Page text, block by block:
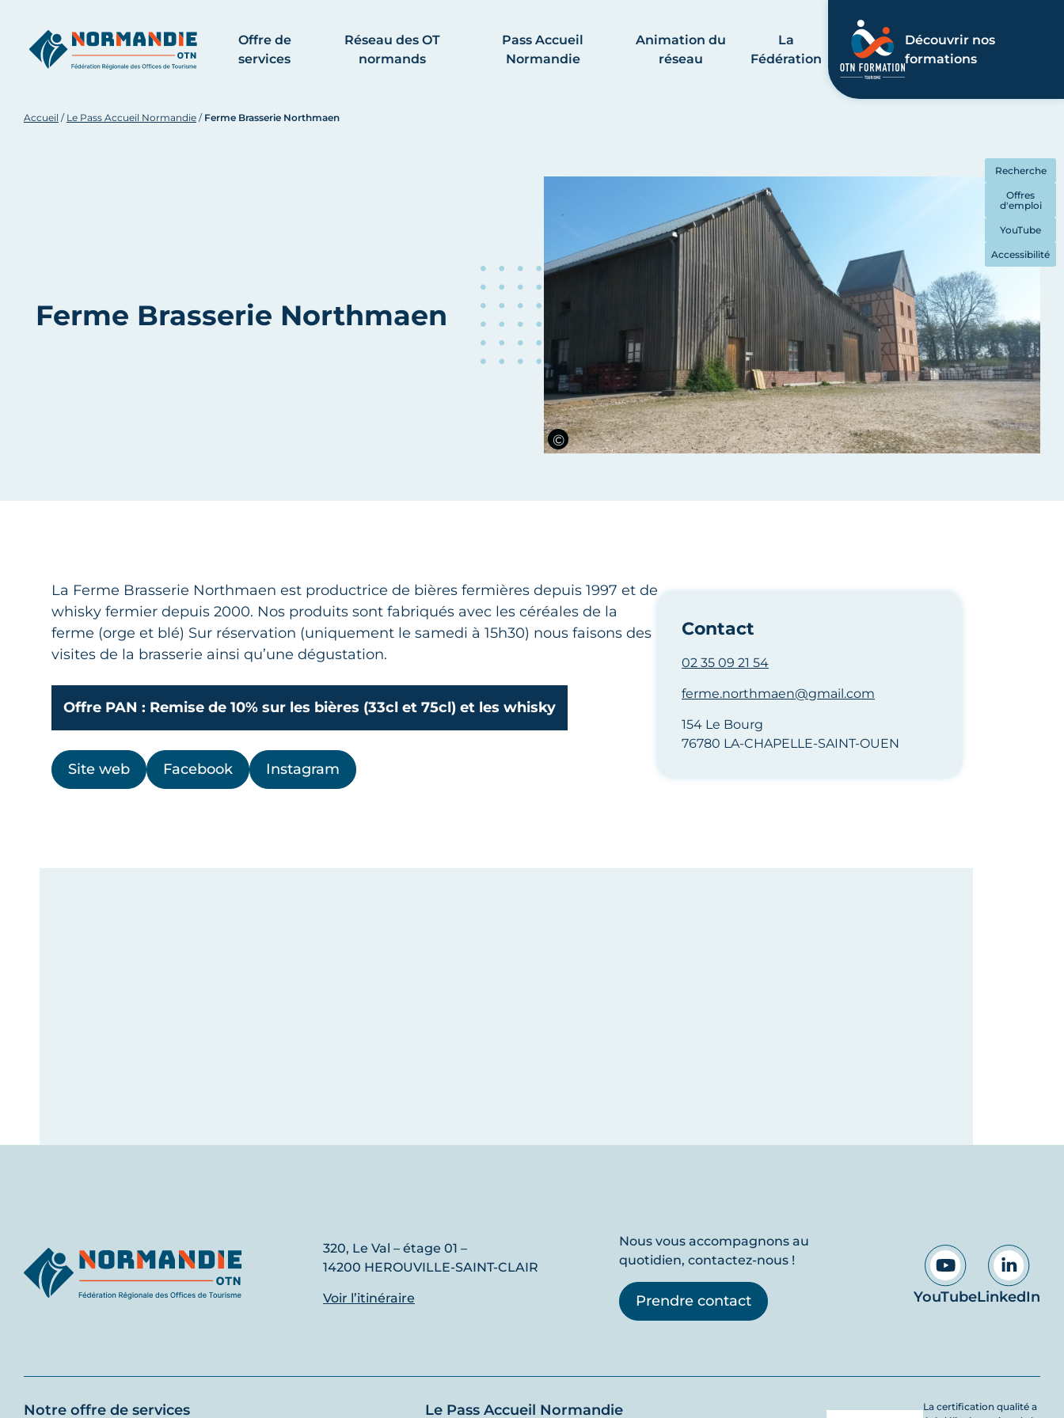
Offre de
services
Réseau des OT
normands
Pass Accueil
Normandie
Animation du
réseau
La
Fédération
Découvrir nos
formations
Accueil / Le Pass Accueil Normandie / Ferme Brasserie Northmaen
Ferme Brasserie Northmaen
La Ferme Brasserie Northmaen est productrice de bières fermières depuis 1997 et de
whisky fermier depuis 2000. Nos produits sont fabriqués avec les céréales de la
ferme (orge et blé) Sur réservation (uniquement le samedi à 15h30) nous faisons des
visites de la brasserie ainsi qu’une dégustation.
Offre PAN : Remise de 10% sur les bières (33cl et 75cl) et les whisky
Site web Facebook Instagram
Contact
02 35 09 21 54
ferme.northmaen@gmail.com
154 Le Bourg
76780 LA-CHAPELLE-SAINT-OUEN
320, Le Val – étage 01 –
14200 HEROUVILLE-SAINT-CLAIR
Voir l’itinéraire
Nous vous accompagnons au
quotidien, contactez-nous !
Prendre contact YouTubeLinkedIn
Notre offre de services Le Pass Accueil Normandie
La certification qualité a
Recherche
Offres
d'emploi
YouTube
Accessibilité